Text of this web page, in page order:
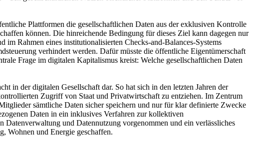
Plattformen die gesellschaftlichen Daten aus der exklusiven Kontrolle
können. Die hinreichende Bedingung für dieses Ziel kann dagegen nur
Rahmen eines institutionalisierten Checks-and-Balances-Systems
verhindert werden. Dafür müsste die öffentliche Eigentümerschaft
Frage im digitalen Kapitalismus kreist: Welche gesellschaftlichen Daten
in der digitalen Gesellschaft dar. So hat sich in den letzten Jahren der
Zugriff von Staat und Privatwirtschaft zu entziehen. Im Zentrum
sämtliche Daten sicher speichern und nur für klar definierte Zwecke
Daten in ein inklusives Verfahren zur kollektiven
und Datennutzung vorgenommen und ein verlässliches
Wohnen und Energie geschaffen.